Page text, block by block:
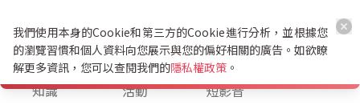
知識 活動 短影音
K幣兌換
我們使用本身的Cookie和第三方的Cookie進行分析，並根據您
的瀏覽習慣和個人資料向您展示與您的偏好相關的廣告。如欲瞭
解更多資訊，您可以查閱我們的隱私權政策 。